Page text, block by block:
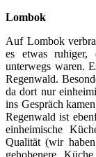
Lombok
Auf Lombok
es etwas
unterwegs waren.
Regenwald.
da dort nur
ins Gespräch
Regenwald ist
einheimische
Qualität (wir
gehobenere